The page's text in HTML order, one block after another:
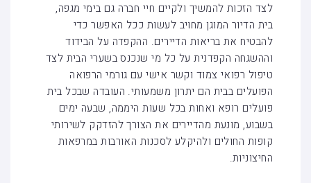
לצד הזכות להמשיך ולקיים חיי חברה גם בימי מגפה,
בית הדיור המוגן מחויב לעשות ככל האפשר כדי
להבטיח את בריאות הדיירים. ההקפדה על הבידוד
וההשגחה הקפדנית על כל מי שנכנס בשערי הבית לצד
טיפול רפואי צמוד וקשר אישי עם גורמי הרפואה
הפועלים בבית הם יתרון משמעותי. העובדה שבכל בית
פועלים רופא ואחות בכל שעות היממה, שבעה ימים
בשבוע, מונעת מהדיירים את הצורך להזדקק לשירותי
קופות החולים ולהיקלע לסכנות האורבות במרפאות
החיצוניות.